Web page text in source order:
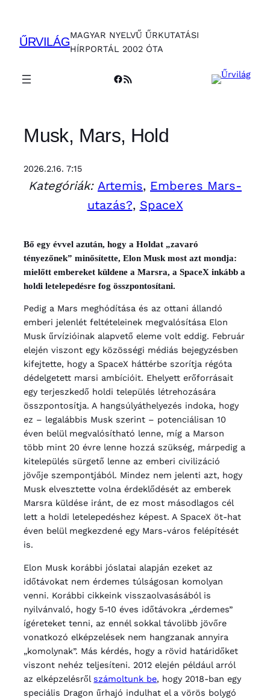
tartalomhoz
ŰRVILÁG
MAGYAR NYELVŰ ŰRKUTATÁSI
HÍRPORTÁL 2002 ÓTA
Facebook
RSS Feed
Musk, Mars, Hold
2026.2.16. 7:15
Kategóriák: Artemis, Emberes Mars-
utazás?, SpaceX
Bő egy évvel azután, hogy a Holdat „zavaró
tényezőnek” minősítette, Elon Musk most azt mondja:
mielőtt embereket küldene a Marsra, a SpaceX inkább a
holdi letelepedésre fog összpontosítani.
Pedig a Mars meghódítása és az ottani állandó
emberi jelenlét feltételeinek megvalósítása Elon
Musk űrvízióinak alapvető eleme volt eddig. Február
elején viszont egy közösségi médiás bejegyzésben
kifejtette, hogy a SpaceX háttérbe szorítja régóta
dédelgetett marsi ambícióit. Ehelyett erőforrásait
egy terjeszkedő holdi település létrehozására
összpontosítja. A hangsúlyáthelyezés indoka, hogy
ez – legalábbis Musk szerint – potenciálisan 10
éven belül megvalósítható lenne, míg a Marson
több mint 20 évre lenne hozzá szükség, márpedig a
kitelepülés sürgető lenne az emberi civilizáció
jövője szempontjából. Mindez nem jelenti azt, hogy
Musk elvesztette volna érdeklődését az emberek
Marsra küldése iránt, de ez most másodlagos cél
lett a holdi letelepedéshez képest. A SpaceX öt-hat
éven belül megkezdené egy Mars-város felépítését
is.
Elon Musk korábbi jóslatai alapján ezeket az
időtávokat nem érdemes túlságosan komolyan
venni. Korábbi cikkeink visszaolvasásából is
nyilvánvaló, hogy 5-10 éves időtávokra „érdemes”
ígéreteket tenni, az ennél sokkal távolibb jövőre
vonatkozó elképzelések nem hangzanak annyira
„komolynak”. Más kérdés, hogy a rövid határidőket
viszont nehéz teljesíteni. 2012 elején például arról
az elképzelésrőlszámoltunk be, hogy 2018-ban egy
speciális Dragon űrhajó indulhat el a vörös bolygó